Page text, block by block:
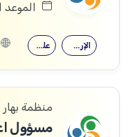
الموعد
علم النفس الإرشاد النفسي
منظمة بهار
مسؤول